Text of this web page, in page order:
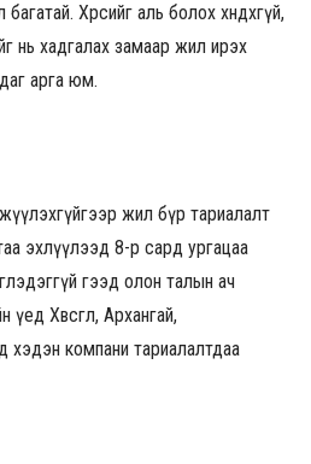
Хөрсийг аль болох хөндөхгүй,
нь хадгалах замаар жил ирэх
арга юм.
жил бүр тариалалт
эхлүүлээд 8-р сард ургацаа
гээд олон талын ач
Хөвсгөл, Архангай,
хэдэн компани тариалалтдаа